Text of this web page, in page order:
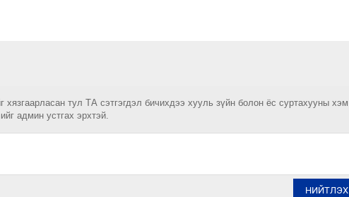
тул ТА сэтгэгдэл бичихдээ хууль зүйн болон ёс суртахууны хэм
админ устгах эрхтэй.
НИЙТЛЭХ